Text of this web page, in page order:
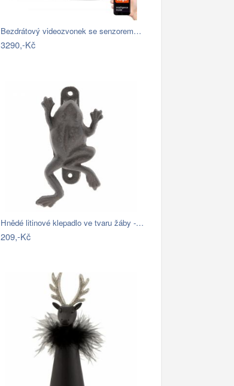
Bezdrátový videozvonek se senzorem…
3290,-Kč
Hnědé litinové klepadlo ve tvaru žáby -…
209,-Kč